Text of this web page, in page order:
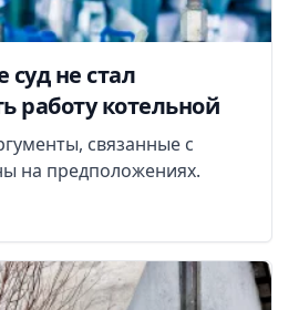
не стал
работу котельной
связанные с
на предположениях.